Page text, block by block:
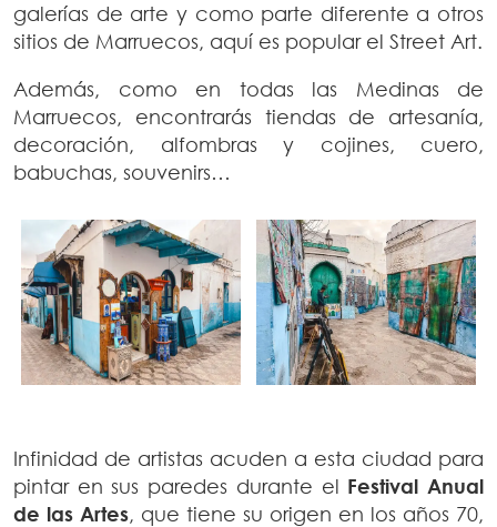
galerías de arte y como parte diferente a otros
sitios de Marruecos, aquí es popular el Street Art.
Además, como en todas las Medinas de
Marruecos, encontrarás tiendas de artesanía,
decoración, alfombras y cojines, cuero,
babuchas, souvenirs…
Infinidad de artistas acuden a esta ciudad para
pintar en sus paredes durante el Festival Anual
de las Artes, que tiene su origen en los años 70,